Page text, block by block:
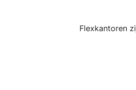
Flexkantoren